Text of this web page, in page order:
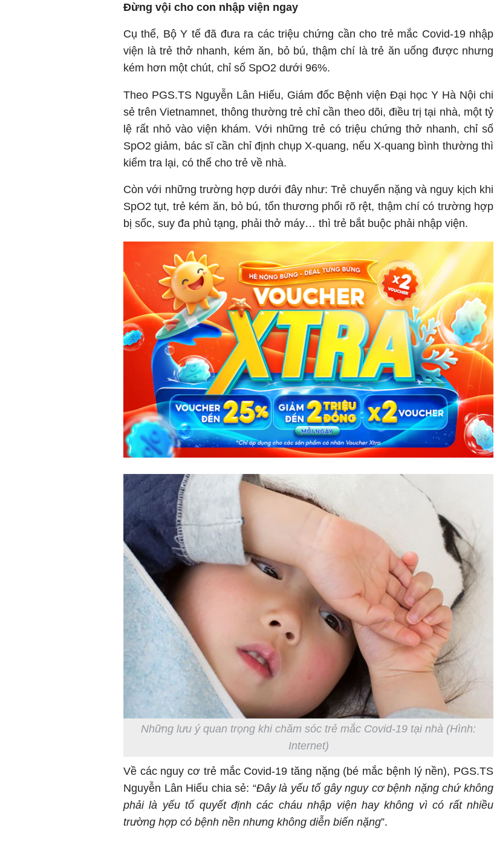
Đừng vội cho con nhập viện ngay
Cụ thể, Bộ Y tế đã đưa ra các triệu chứng cần cho trẻ mắc Covid-19 nhập
viện là trẻ thở nhanh, kém ăn, bỏ bú, thậm chí là trẻ ăn uống được nhưng
kém hơn một chút, chỉ số SpO2 dưới 96%.
Theo PGS.TS Nguyễn Lân Hiếu, Giám đốc Bệnh viện Đại học Y Hà Nội chi
sẻ trên Vietnamnet, thông thường trẻ chỉ cần theo dõi, điều trị tại nhà, một tỷ
lệ rất nhỏ vào viện khám. Với những trẻ có triệu chứng thở nhanh, chỉ số
SpO2 giảm, bác sĩ cần chỉ định chụp X-quang, nếu X-quang bình thường thì
kiểm tra lại, có thể cho trẻ về nhà.
Còn với những trường hợp dưới đây như: Trẻ chuyển nặng và nguy kịch khi
SpO2 tụt, trẻ kém ăn, bỏ bú, tổn thương phổi rõ rệt, thậm chí có trường hợp
bị sốc, suy đa phủ tạng, phải thở máy… thì trẻ bắt buộc phải nhập viện.
Những lưu ý quan trọng khi chăm sóc trẻ mắc Covid-19 tại nhà (Hình:
Internet)
Về các nguy cơ trẻ mắc Covid-19 tăng nặng (bé mắc bệnh lý nền), PGS.TS
Nguyễn Lân Hiếu chia sẻ: “Đây là yếu tố gây nguy cơ bệnh nặng chứ không
phải là yếu tố quyết định các cháu nhập viện hay không vì có rất nhiều
trường hợp có bệnh nền nhưng không diễn biến nặng”.